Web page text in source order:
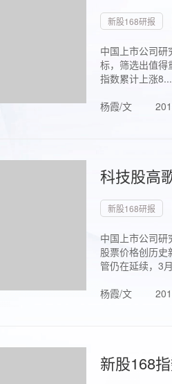
新股168研报
中国上市公司
标，筛选出值得
指数累计上涨
杨霞/文
科技股高
新股168研报
中国上市公司
股票价格创历史
管仍在延续，3
杨霞/文
新股168